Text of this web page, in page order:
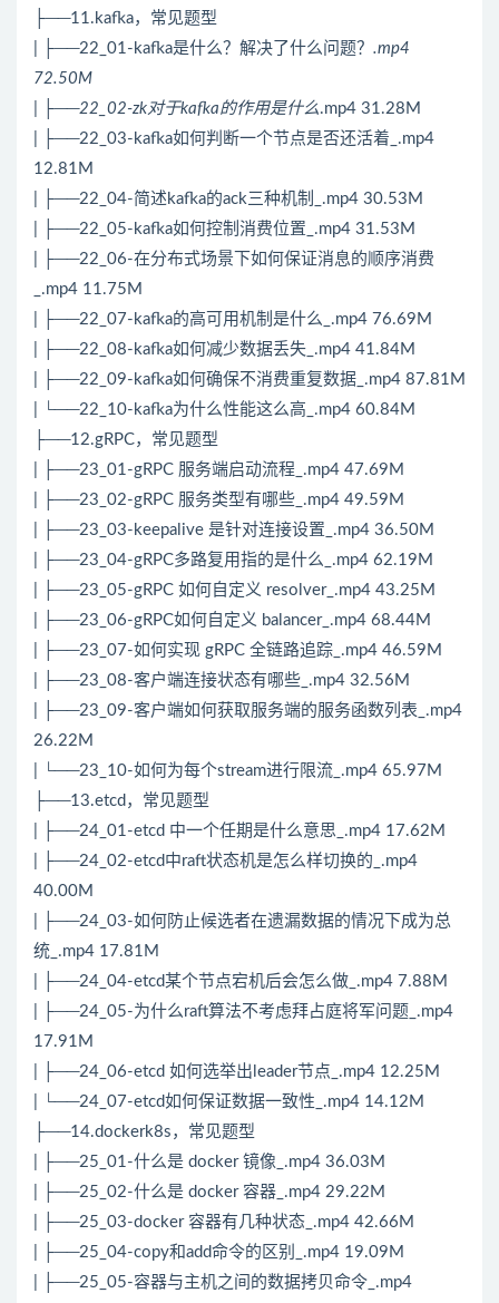
├──11.kafka，常见题型
| ├──22_01-kafka是什么？解决了什么问题？ .mp4
72.50M
| ├──22_02-zk对于kafka的作用是什么.mp4 31.28M
| ├──22_03-kafka如何判断一个节点是否还活着_.mp4
12.81M
| ├──22_04-简述kafka的ack三种机制_.mp4 30.53M
| ├──22_05-kafka如何控制消费位置_.mp4 31.53M
| ├──22_06-在分布式场景下如何保证消息的顺序消费
_.mp4 11.75M
| ├──22_07-kafka的高可用机制是什么_.mp4 76.69M
| ├──22_08-kafka如何减少数据丢失_.mp4 41.84M
| ├──22_09-kafka如何确保不消费重复数据_.mp4 87.81M
| └──22_10-kafka为什么性能这么高_.mp4 60.84M
├──12.gRPC，常见题型
| ├──23_01-gRPC 服务端启动流程_.mp4 47.69M
| ├──23_02-gRPC 服务类型有哪些_.mp4 49.59M
| ├──23_03-keepalive 是针对连接设置_.mp4 36.50M
| ├──23_04-gRPC多路复用指的是什么_.mp4 62.19M
| ├──23_05-gRPC 如何自定义 resolver_.mp4 43.25M
| ├──23_06-gRPC如何自定义 balancer_.mp4 68.44M
| ├──23_07-如何实现 gRPC 全链路追踪_.mp4 46.59M
| ├──23_08-客户端连接状态有哪些_.mp4 32.56M
| ├──23_09-客户端如何获取服务端的服务函数列表_.mp4
26.22M
| └──23_10-如何为每个stream进行限流_.mp4 65.97M
├──13.etcd，常见题型
| ├──24_01-etcd 中一个任期是什么意思_.mp4 17.62M
| ├──24_02-etcd中raft状态机是怎么样切换的_.mp4
40.00M
| ├──24_03-如何防止候选者在遗漏数据的情况下成为总
统_.mp4 17.81M
| ├──24_04-etcd某个节点宕机后会怎么做_.mp4 7.88M
| ├──24_05-为什么raft算法不考虑拜占庭将军问题_.mp4
17.91M
| ├──24_06-etcd 如何选举出leader节点_.mp4 12.25M
| └──24_07-etcd如何保证数据一致性_.mp4 14.12M
├──14.dockerk8s，常见题型
| ├──25_01-什么是 docker 镜像_.mp4 36.03M
| ├──25_02-什么是 docker 容器_.mp4 29.22M
| ├──25_03-docker 容器有几种状态_.mp4 42.66M
| ├──25_04-copy和add命令的区别_.mp4 19.09M
| ├──25_05-容器与主机之间的数据拷贝命令_.mp4